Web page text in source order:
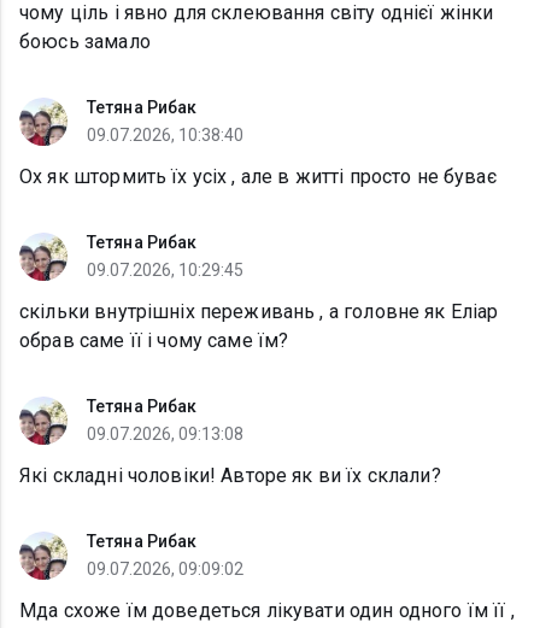
чому ціль і явно для склеювання світу однієї жінки
боюсь замало
Тетяна Рибак
09.07.2026, 10:38:40
Ох як штормить їх усіх , але в житті просто не буває
Тетяна Рибак
09.07.2026, 10:29:45
скільки внутрішніх переживань , а головне як Еліар
обрав саме її і чому саме їм?
Тетяна Рибак
09.07.2026, 09:13:08
Які складні чоловіки! Авторе як ви їх склали?
Тетяна Рибак
09.07.2026, 09:09:02
Мда схоже їм доведеться лікувати один одного їм її ,